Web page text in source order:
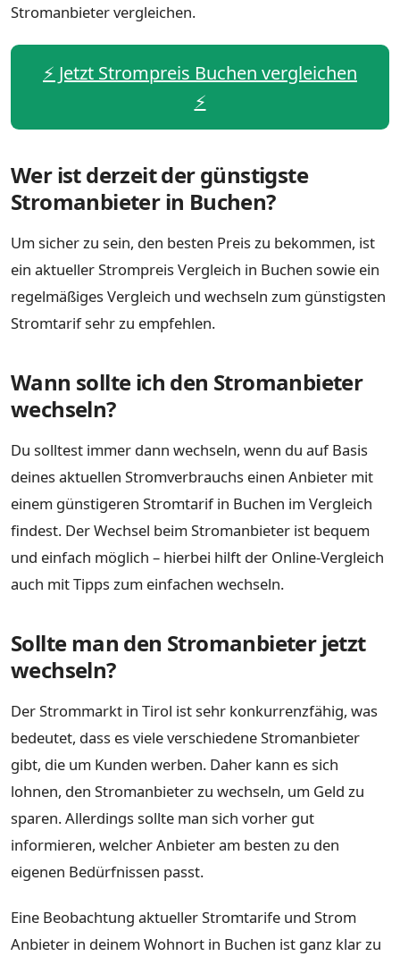
Stromanbieter vergleichen.
⚡️ Jetzt Strompreis Buchen vergleichen
⚡️
Wer ist derzeit der günstigste
Stromanbieter in Buchen?
Um sicher zu sein, den besten Preis zu bekommen, ist
ein aktueller Strompreis Vergleich in Buchen sowie ein
regelmäßiges Vergleich und wechseln zum günstigsten
Stromtarif sehr zu empfehlen.
Wann sollte ich den Stromanbieter
wechseln?
Du solltest immer dann wechseln, wenn du auf Basis
deines aktuellen Stromverbrauchs einen Anbieter mit
einem günstigeren Stromtarif in Buchen im Vergleich
findest. Der Wechsel beim Stromanbieter ist bequem
und einfach möglich – hierbei hilft der Online-Vergleich
auch mit Tipps zum einfachen wechseln.
Sollte man den Stromanbieter jetzt
wechseln?
Der Strommarkt in Tirol ist sehr konkurrenzfähig, was
bedeutet, dass es viele verschiedene Stromanbieter
gibt, die um Kunden werben. Daher kann es sich
lohnen, den Stromanbieter zu wechseln, um Geld zu
sparen. Allerdings sollte man sich vorher gut
informieren, welcher Anbieter am besten zu den
eigenen Bedürfnissen passt.
Eine Beobachtung aktueller Stromtarife und Strom
Anbieter in deinem Wohnort in Buchen ist ganz klar zu